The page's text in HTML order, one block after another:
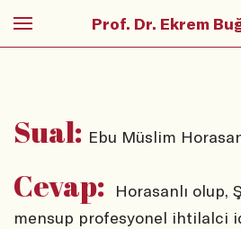
Prof. Dr. Ekrem
Sual: Ebu Müslim
Cevap:
Horasanlı olup,
mensup profesyonel ihtilalci